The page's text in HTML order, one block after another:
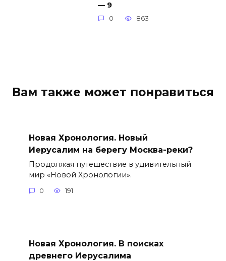
— 9
0 863
Вам также может понравиться
Новая Хронология. Новый
Иерусалим на берегу Москва-реки?
Продолжая путешествие в удивительный
мир «Новой Хронологии».
0 191
Новая Хронология. В поисках
древнего Иерусалима